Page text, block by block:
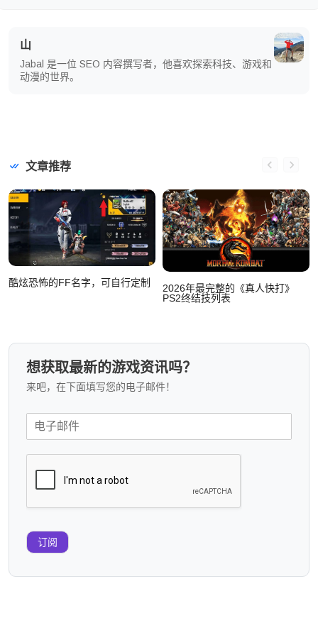
山
Jabal 是一位 SEO 内容撰写者，他喜欢探索科技、游戏和
动漫的世界。
文章推荐
酷炫恐怖的FF名字，可自行定制
2026年最完整的《真人快打》
PS2终结技列表
想获取最新的游戏资讯吗？
来吧，在下面填写您的电子邮件！
订阅